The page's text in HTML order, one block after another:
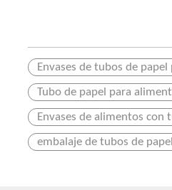
Envases de tubos de
Tubo de papel para
Envases de alimentos con
embalaje de tubos de